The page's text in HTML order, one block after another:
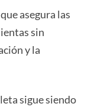
asegura las
sin
y la
sigue siendo